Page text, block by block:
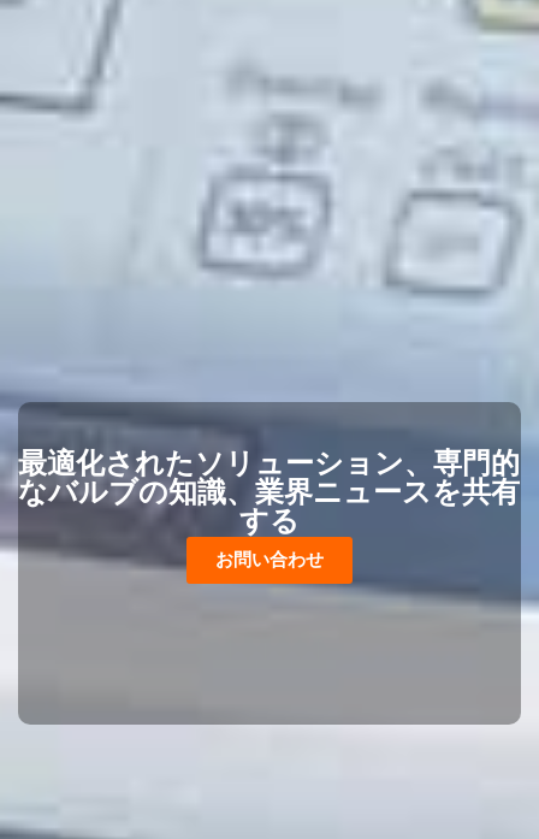
最適化されたソリューション、専門的
なバルブの知識、業界ニュースを共有
する
お問い合わせ